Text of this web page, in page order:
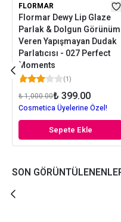
FLORMAR
Flormar Dewy Lip Glaze
Parlak & Dolgun Görünüm
Veren Yapışmayan Dudak
Parlatıcısı - 027 Perfect
Moments
(1)
₺ 1,000.00₺ 399.00
Cosmetica Üyelerine Özel!
Sepete Ekle
SON